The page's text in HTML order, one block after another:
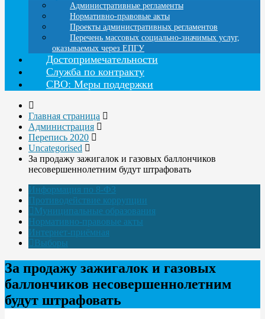
Административные регламенты
Нормативно-правовые акты
Проекты административных регламентов
Перечень массовых социально-значимых услуг,
оказываемых через ЕПГУ
Достопримечательности
Служба по контракту
СВО: Меры поддержки
Главная страница
Администрация
Перепись 2020
Uncategorised
За продажу зажигалок и газовых баллончиков
несовершеннолетним будут штрафовать
Информация по 8-ФЗ
Противодействие коррупции
Муниципальные образования
Нормативно-правовые акты
Интернет-приёмная
Выборы
За продажу зажигалок и газовых
баллончиков несовершеннолетним
будут штрафовать